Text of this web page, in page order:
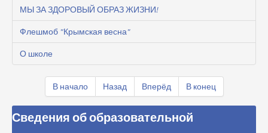
МЫ ЗА ЗДОРОВЫЙ ОБРАЗ ЖИЗНИ!
Флешмоб "Крымская весна"
О школе
В начало Назад Вперёд В конец
Сведения об образовательной